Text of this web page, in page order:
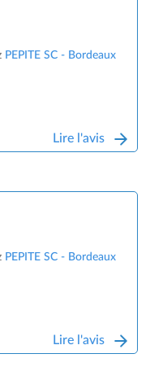
PEPITE SC - Bordeaux
Lire l'avis
PEPITE SC - Bordeaux
Lire l'avis